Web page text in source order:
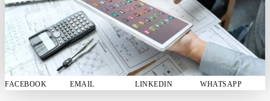
FACEBOOK EMAIL LINKEDIN WHATSAPP